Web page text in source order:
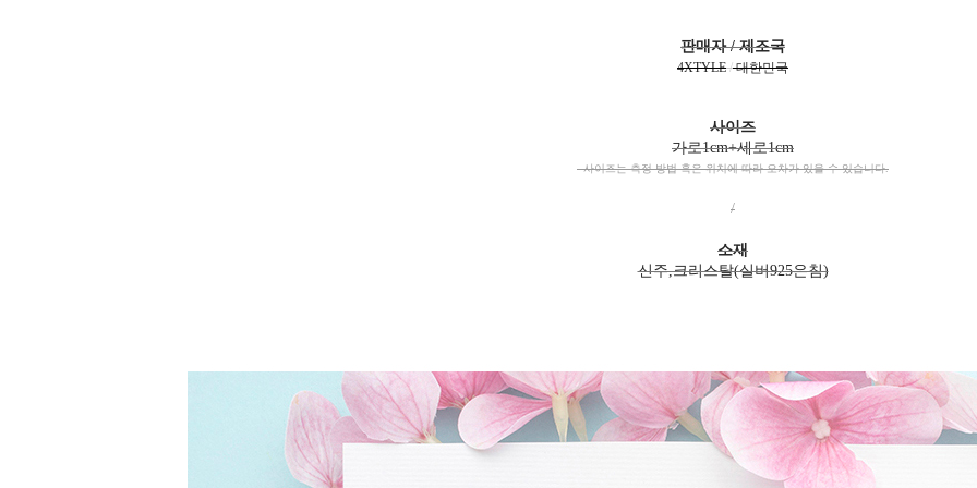
판매자 / 제조국
4XTYLE/대한민국
사이즈
가로1cm+세로1cm
- 사이즈는 측정 방법 혹은 위치에 따라 오차가 있을 수 있습니다.
/
소재
신주,크리스탈(실버925은침)